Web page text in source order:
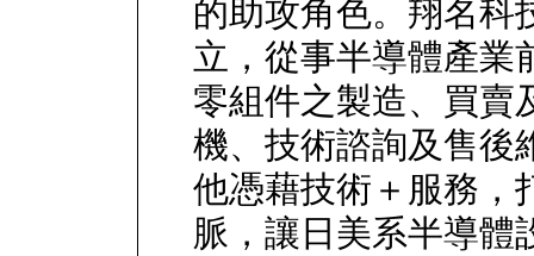
的助攻角色。翔名科
立，從事半導體產業
零組件之製造、買賣
機、技術諮詢及售後
他憑藉技術＋服務，
脈，讓日美系半導體